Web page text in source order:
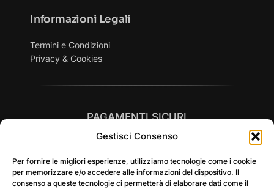
Gestisci Consenso
Per fornire le migliori esperienze, utilizziamo tecnologie come i cookie
per memorizzare e/o accedere alle informazioni del dispositivo. Il
consenso a queste tecnologie ci permetterà di elaborare dati come il
Informazioni Legali
Termini e Condizioni
Privacy & Cookies
PAGAMENTI SICURI